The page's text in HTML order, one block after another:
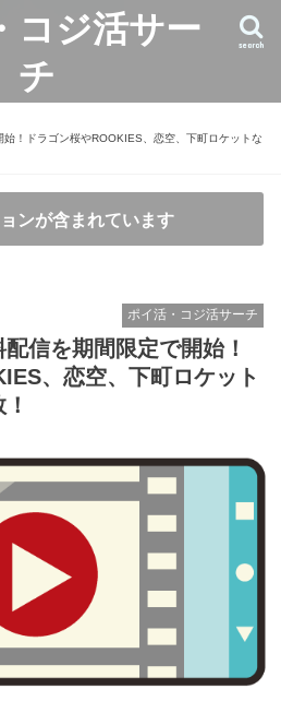
コジ活サー
チ
search
！ドラゴン桜やROOKIES、恋空、下町ロケットな
ンが含まれています
ポイ活・コジ活サーチ
信を期間限定で開始！
、恋空、下町ロケット